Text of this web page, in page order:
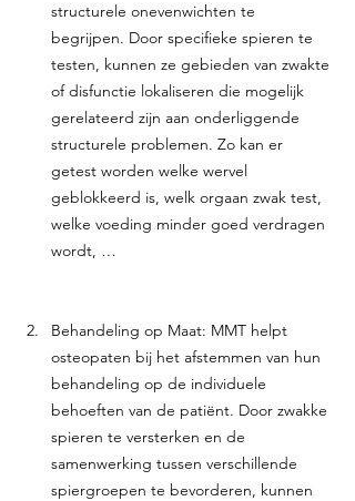
structurele onevenwichten te
begrijpen. Door specifieke spieren te
testen, kunnen ze gebieden van zwakte
of disfunctie lokaliseren die mogelijk
gerelateerd zijn aan onderliggende
structurele problemen. Zo kan er
getest worden welke wervel
geblokkeerd is, welk orgaan zwak test,
welke voeding minder goed verdragen
wordt, …
Behandeling op Maat: MMT helpt
osteopaten bij het afstemmen van hun
behandeling op de individuele
behoeften van de patiënt. Door zwakke
spieren te versterken en de
samenwerking tussen verschillende
spiergroepen te bevorderen, kunnen